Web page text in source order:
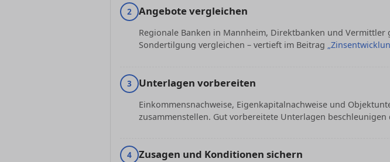
2 Angebote vergleichen
Regionale Banken in Mannheim, Direktbanken und
Sondertilgung vergleichen – vertieft im Beitrag
3 Unterlagen vorbereiten
Einkommensnachweise, Eigenkapitalnachweise und
zusammenstellen. Gut vorbereitete Unterlagen
4 Zusagen und Konditionen sichern